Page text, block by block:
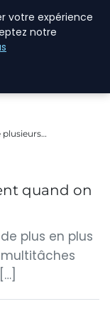
quand on
plus en plus
multitâches
votre expérience
notre